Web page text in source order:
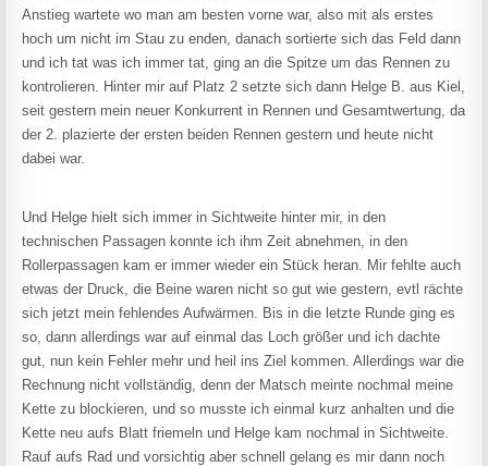
Anstieg wartete wo man am besten vorne war, also mit als erstes
hoch um nicht im Stau zu enden, danach sortierte sich das Feld dann
und ich tat was ich immer tat, ging an die Spitze um das Rennen zu
kontrolieren. Hinter mir auf Platz 2 setzte sich dann Helge B. aus Kiel,
seit gestern mein neuer Konkurrent in Rennen und Gesamtwertung, da
der 2. plazierte der ersten beiden Rennen gestern und heute nicht
dabei war.
Und Helge hielt sich immer in Sichtweite hinter mir, in den
technischen Passagen konnte ich ihm Zeit abnehmen, in den
Rollerpassagen kam er immer wieder ein Stück heran. Mir fehlte auch
etwas der Druck, die Beine waren nicht so gut wie gestern, evtl rächte
sich jetzt mein fehlendes Aufwärmen. Bis in die letzte Runde ging es
so, dann allerdings war auf einmal das Loch größer und ich dachte
gut, nun kein Fehler mehr und heil ins Ziel kommen. Allerdings war die
Rechnung nicht vollständig, denn der Matsch meinte nochmal meine
Kette zu blockieren, und so musste ich einmal kurz anhalten und die
Kette neu aufs Blatt friemeln und Helge kam nochmal in Sichtweite.
Rauf aufs Rad und vorsichtig aber schnell gelang es mir dann noch